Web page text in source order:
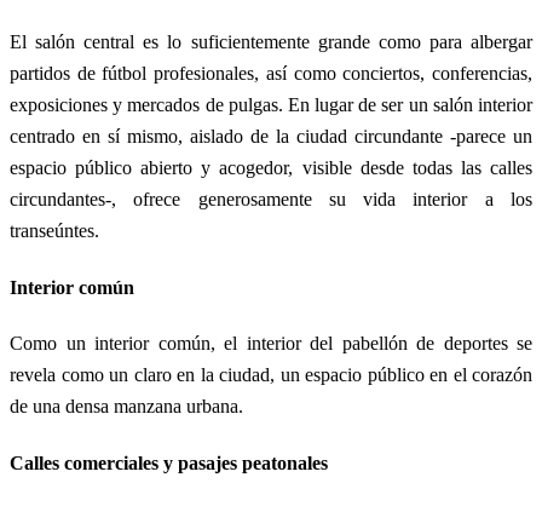
El salón central es lo suficientemente grande como para albergar
partidos de fútbol profesionales, así como conciertos, conferencias,
exposiciones y mercados de pulgas. En lugar de ser un salón interior
centrado en sí mismo, aislado de la ciudad circundante -parece un
espacio público abierto y acogedor, visible desde todas las calles
circundantes-, ofrece generosamente su vida interior a los
transeúntes.
Interior común
Como un interior común, el interior del pabellón de deportes se
revela como un claro en la ciudad, un espacio público en el corazón
de una densa manzana urbana.
Calles comerciales y pasajes peatonales